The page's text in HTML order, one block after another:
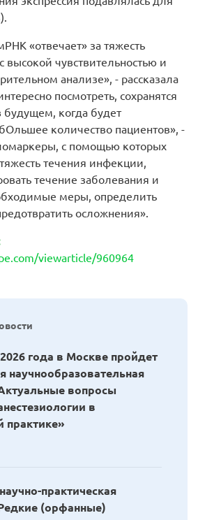
«отвечает» за тяжесть
высокой чувствительностью и
анализе», - рассказала
посмотреть, сохранятся
будущем, когда будет
количество пациентов», -
с помощью которых
течения инфекции,
течение заболевания и
меры, определить
осложнения».
viewarticle/960964
года в Москве пройдет
научнообразовательная
вопросы
в
практике»
практическая
(орфанные)